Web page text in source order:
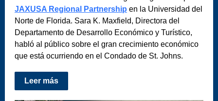
JAXUSA Regional Partnership en la Universidad del
Norte de Florida. Sara K. Maxfield, Directora del
Departamento de Desarrollo Económico y Turístico,
habló al público sobre el gran crecimiento económico
que está ocurriendo en el Condado de St. Johns.
Leer más